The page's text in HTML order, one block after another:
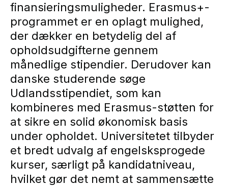
finansieringsmuligheder. Erasmus+-
programmet er en oplagt mulighed,
der dækker en betydelig del af
opholdsudgifterne gennem
månedlige stipendier. Derudover kan
danske studerende søge
Udlandsstipendiet, som kan
kombineres med Erasmus-støtten for
at sikre en solid økonomisk basis
under opholdet. Universitetet tilbyder
et bredt udvalg af engelsksprogede
kurser, særligt på kandidatniveau,
hvilket gør det nemt at sammensætte